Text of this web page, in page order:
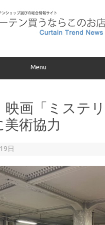
Menu
画「ミステ
美術協力
日